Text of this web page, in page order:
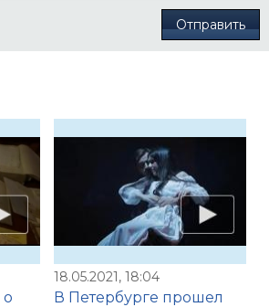
Отправить
18.05.2021, 18:04
В Петербурге прошел